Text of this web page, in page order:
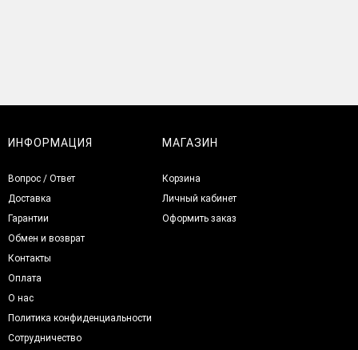
ИНФОРМАЦИЯ
Вопрос / Ответ
Доставка
Гарантии
Обмен и возврат
Контакты
Оплата
О нас
Политика конфиденциальности
Сотрудничество
МАГАЗИН
Корзина
Личный кабинет
Оформить заказ